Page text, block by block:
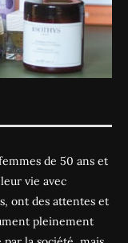
de 50 ans et
vie avec
ont des attentes et
pleinement